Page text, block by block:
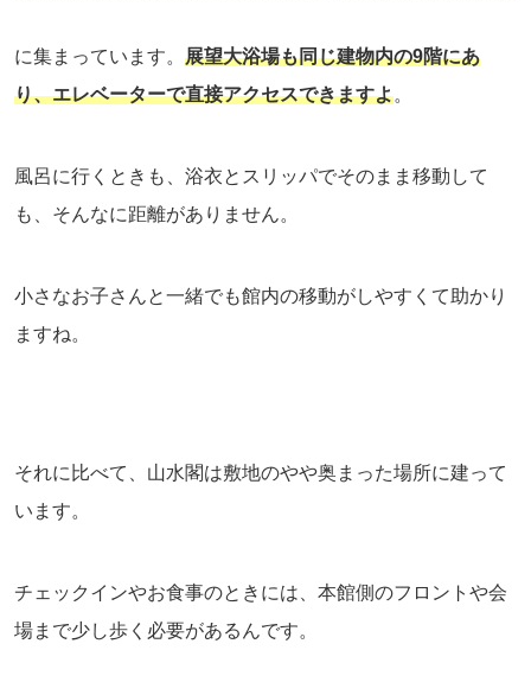
に集まっています。 展望大浴場も同じ建物内の9階にあ
り、エレベーターで直接アクセスできますよ。
風呂に行くときも、浴衣とスリッパでそのまま移動して
も、そんなに距離がありません。
小さなお子さんと一緒でも館内の移動がしやすくて助かり
ますね。
それに比べて、山水閣は敷地のやや奥まった場所に建って
います。
チェックインやお食事のときには、本館側のフロントや会
場まで少し歩く必要があるんです。